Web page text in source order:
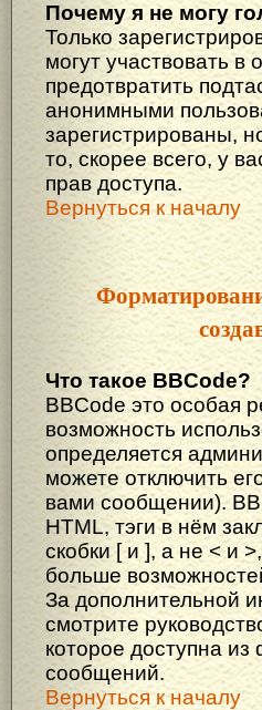
Почему я не могу
Только
могут участвовать в
предотвратить
анонимными
зарегистрированы,
то, скорее всего, у
прав доступа.
Вернуться к началу
Что такое BBCode?
BBCode это особая
возможность
определяется
можете отключить
вами сообщении).
HTML, тэги в нём
скобки [ и ], а не < и
больше
За дополнительной
смотрите
которое доступна
сообщений.
Вернуться к началу